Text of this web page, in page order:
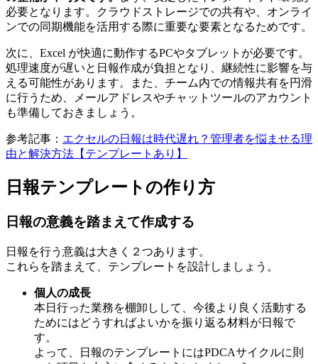
必要となります。クラウドストレージでの共有や、オンライ
ンでの同期機能を活用する際に重要な要素となるためです。
次に、Excel が快適に動作するPCやタブレットが必要です。
処理速度が遅いと日報作成が負担となり、継続性に影響を与
える可能性があります。また、チーム内での情報共有を円滑
に行うため、メールアドレスやチャットツールのアカウント
も準備しておきましょう。
参考記事： エクセルの日報は時代遅れ？管理者を悩ませる理
由と解決方法【テンプレートあり】
日報テンプレートの作り方
日報の意義を踏まえて作成する
日報を行う意義は大きく２つあります。
これらを踏まえて、テンプレートを設計しましょう。
個人の成長
本日行った業務を棚卸しして、今後より良く活動する
ためにはどうすればよいかを振り返る材料が日報で
す。
よって、日報のテンプレートにはPDCAサイクルに則